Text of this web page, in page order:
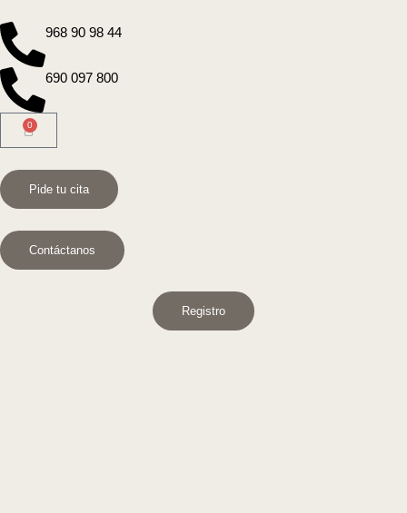
968 90 98 44
690 097 800
0
Pide tu cita
Contáctanos
Registro